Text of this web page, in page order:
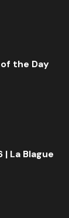
the Day
| La Blague